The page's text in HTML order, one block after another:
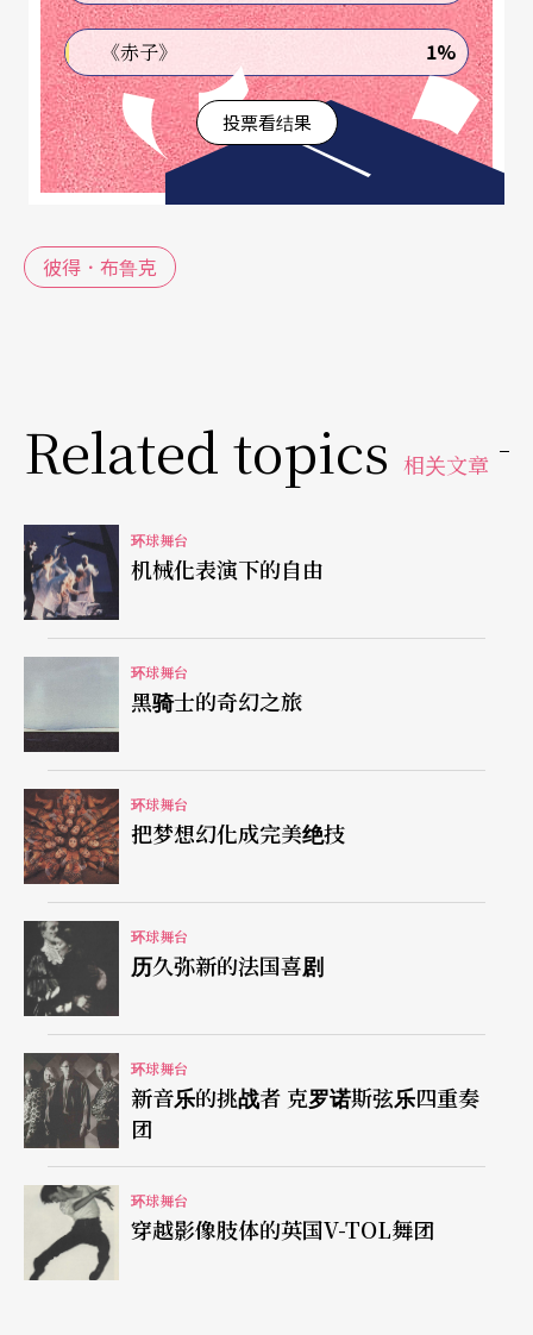
想著过去的传奇，因此当我只能坐在巴黎的剧院看
著不到两小时的戏时，「生不逢时」的感觉就越发
强烈。
不过一九九七年十二月的《人》L'Homme Qui却让
一九九三年三月三日便在「北方义大利」首演，之
在实验性较强的《人》与《谁在那里》，节目单上
就会以：「彼得．布鲁克的戏剧硏究」 （Recherch
得．布鲁克导演」（Mise en scène de Peter Broo
k）。事实上，每出戏本来就是导演展现所思所想的
不同场域，但或许布鲁克更淸楚自己想确切琢磨的
主题。像《谁在那里》配合现场演奏，各色演员齐
聚一堂，运用不同的文化片段，例如日本演员用能
剧的吟唱演出戏中戏；此外剧中也引述戏剧家克雷
格（Gordon Craig）、亚陶（Antonin Artaud）、
史坦尼斯拉夫斯基（Stanislavs-ki） 、梅耶荷德（M
eyerhold）、世阿弥（Zeami）、布莱希特（Berto
lt Brecht）对莎剧、人生或导演工作的看法或体
验。《喔！靑春》尽管是以「导演」的角度来演绎
贝克特的剧作，但在这出只有两个演员的戏里，陷
入沙堆的女主角只能运用上半身表演，当肢体受到
局限的时候，她必须精确掌握念白时的节奏与韵
律，观众才不会昏昏欲睡。而在《人》一剧中，布
鲁克到底想硏究什么呢？我们先从该剧呈现的场景
敍述起吧！
《赤子》 1%
投票看结果
彼得．布鲁克
Related topics 相关文章
环球舞台
机械化表演下的自由
环球舞台
黑骑士的奇幻之旅
环球舞台
把梦想幻化成完美绝技
环球舞台
历久弥新的法国喜剧
环球舞台
新音乐的挑战者 克罗诺斯弦乐四重奏
团
环球舞台
穿越影像肢体的英国V-TOL舞团